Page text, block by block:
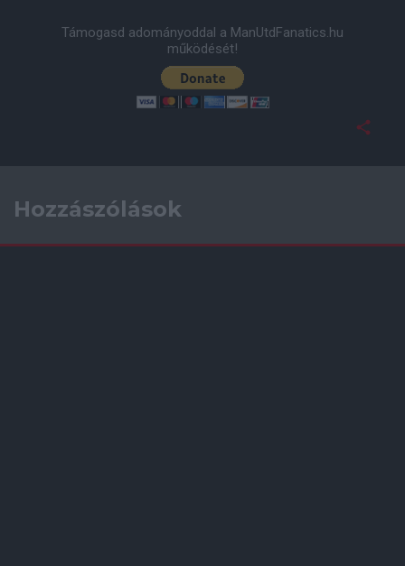
Támogasd adományoddal a ManUtdFanatics.hu
működését!
Hozzászólások